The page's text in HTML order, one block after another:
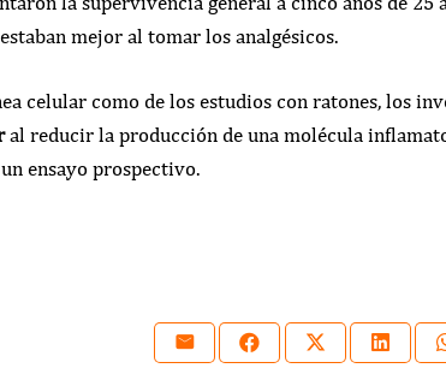
mejor al tomar los analgésicos.
celular como de los estudios con ratones, los
al reducir la producción de una molécula
ensayo prospectivo.